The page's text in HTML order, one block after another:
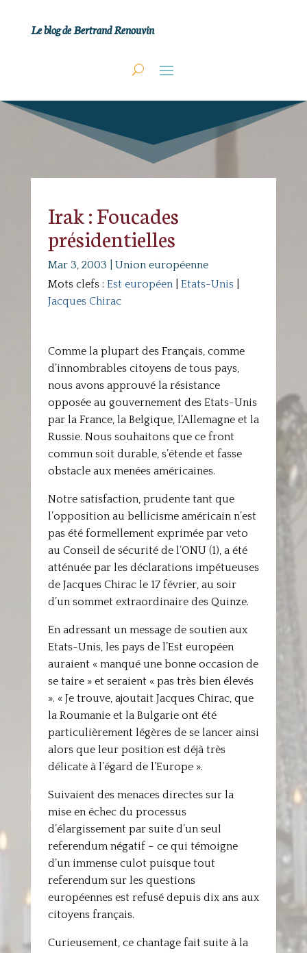
Le blog de Bertrand Renouvin
Irak : Foucades
présidentielles
Mar 3, 2003
Union européenne
Mots clefs : Est européen| Etats-Unis|
Jacques Chirac
Comme la plupart des Français, comme
d’innombrables citoyens de tous pays,
nous avons approuvé la résistance
opposée au gouvernement des Etats-Unis
par la France, la Belgique, l’Allemagne et la
Russie. Nous souhaitons que ce front
commun soit durable, s’étende et fasse
obstacle aux menées américaines.
Notre satisfaction, prudente tant que
l’opposition au bellicisme américain n’est
pas été formellement exprimée par veto
au Conseil de sécurité de l’ONU (1), a été
atténuée par les déclarations impétueuses
de Jacques Chirac le 17 février, au soir
d’un sommet extraordinaire des Quinze.
En adressant un message de soutien aux
Etats-Unis, les pays de l’Est européen
auraient « manqué une bonne occasion de
se taire » et seraient « pas très bien élevés
». « Je trouve, ajoutait Jacques Chirac, que
la Roumanie et la Bulgarie ont été
particulièrement légères de se lancer ainsi
alors que leur position est déjà très
délicate à l’égard de l’Europe ».
Suivaient des menaces directes sur la
mise en échec du processus
d’élargissement par suite d’un seul
referendum négatif – ce qui témoigne
d’un immense culot puisque tout
referendum sur les questions
européennes est refusé depuis dix ans aux
citoyens français.
Curieusement, ce chantage fait suite à la